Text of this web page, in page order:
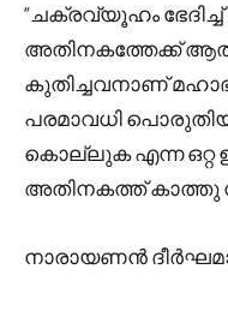
“ചക്രവ്യൂഹം
അതിനകത്തേക്ക്
കുതിച്ചവനാണ്
പരമാവധി
കൊല്ലുക എന്ന ഒറ്റ
അതിനകത്ത് കാത്തു
നാരായണൻ